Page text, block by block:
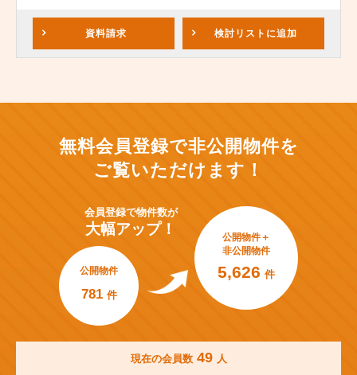
資料請求 検討リスト に追加
無料会員登録で非公開物件を
ご覧いただけます！
会員登録で物件数が
大幅アップ！
公開物件
781 件
公開物件＋
非公開物件
5,626 件
現在の会員数 49 人